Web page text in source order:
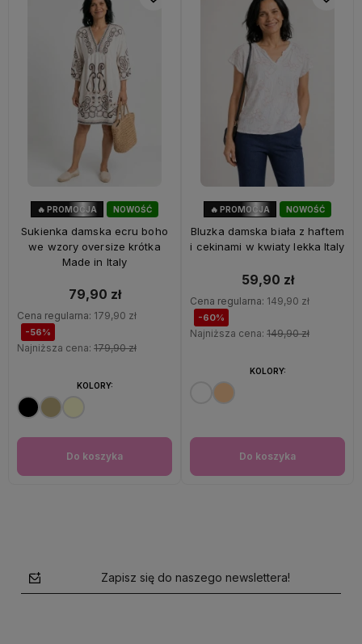
NOWOŚĆ
🔥 PROMOCJA
Sukienka damska ecru boho
we wzory oversize krótka
Made in Italy
79,90 zł
Cena regularna: 179,90 zł
-56%
Najniższa cena: 179,90 zł
Do koszyka
KOLORY:
NOWOŚĆ
OKAZJA
🔥 PROMOCJA
Bluzka damska biała z haftem
i cekinami w kwiaty lekka Italy
59,90 zł
Cena regularna: 149,90 zł
-60%
Najniższa cena: 149,90 zł
Do koszyka
KOLORY:
Zapisz się do naszego newslettera!